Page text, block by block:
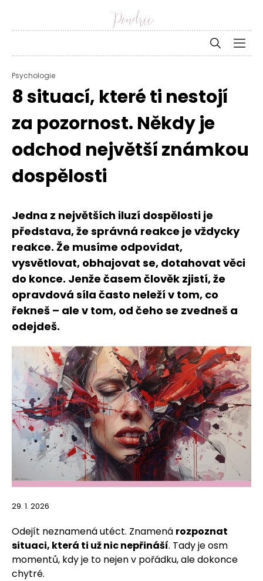
Psychologie
8 situací, které ti nestojí
za pozornost. Někdy je
odchod největší známkou
dospělosti
Jedna z největších iluzí dospělosti je
představa, že správná reakce je vždycky
reakce. Že musíme odpovídat,
vysvětlovat, obhajovat se, dotahovat věci
do konce. Jenže časem člověk zjistí, že
opravdová síla často neleží v tom, co
řekneš – ale v tom, od čeho se zvedneš a
odejdeš.
29. 1. 2026
Odejít neznamená utéct. Znamená rozpoznat
situaci, která ti už nic nepřináší. Tady je osm
momentů, kdy je to nejen v pořádku, ale dokonce
chytré.